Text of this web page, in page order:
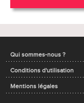
Qui sommes-nous ?
Conditions d'utilisation
Mentions légales